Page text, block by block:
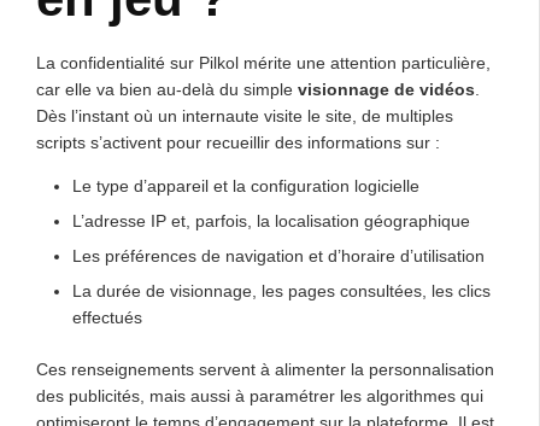
La confidentialité sur Pilkol mérite une attention particulière,
car elle va bien au-delà du simple visionnage de vidéos
Dès l’instant où un internaute visite le site, de multiples
scripts s’activent pour recueillir des informations sur :
Le type d’appareil et la configuration logicielle
L’adresse IP et, parfois, la localisation géographique
Les préférences de navigation et d’horaire d’utilisation
La durée de visionnage, les pages consultées, les clics
effectués
Ces renseignements servent à alimenter la personnalisation
des publicités, mais aussi à paramétrer les algorithmes qui
optimiseront le temps d’engagement sur la plateforme. Il est